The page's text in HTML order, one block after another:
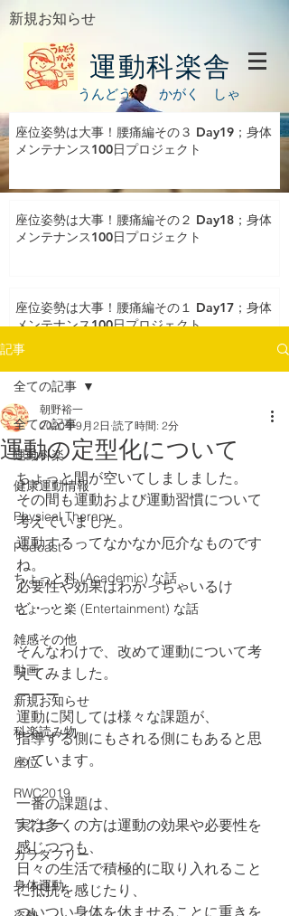
新規お知らせ
運動科楽舎
うんどう かがく しゃ
座位姿勢は大事！腰痛編その３ Day19；身体
メンテナンス100日プロジェクト
座位姿勢は大事！腰痛編その２ Day18；身体
メンテナンス100日プロジェクト
座位姿勢は大事！腰痛編その１ Day17；身体
メンテナンス100日プロジェクト
記事
全ての記事
運動科楽
健康運動情報
Physical Therapy
Podcast
ちょっと科 (Academic) な話
ちょっと楽 (Entertainment) な話
雑感その他
動画
新規お知らせ
科楽読み物
座位
RWC2019
ラグビー
カラダフリー
身体運動
全ての記事
運動の定型化について
朝野裕一
2020年9月2日 読了時間: 2分
ちょっと間が空いてしましました。
その間も運動および運動習慣について
考えていました。
運動するってなかなか厄介なものです
ね。
必要性や効果はわかっちゃいるけ
ど・・・
そんなわけで、改めて運動について考
えてみました。
ーーー
運動に関しては様々な課題が、
指導する側にもされる側にもあると思
っています。
一番の課題は、
実は多くの方は運動の効果や必要性を
感じつつも、
日々の生活で積極的に取り入れること
に抵抗を感じたり、
ついつい身体を休ませることに重きを